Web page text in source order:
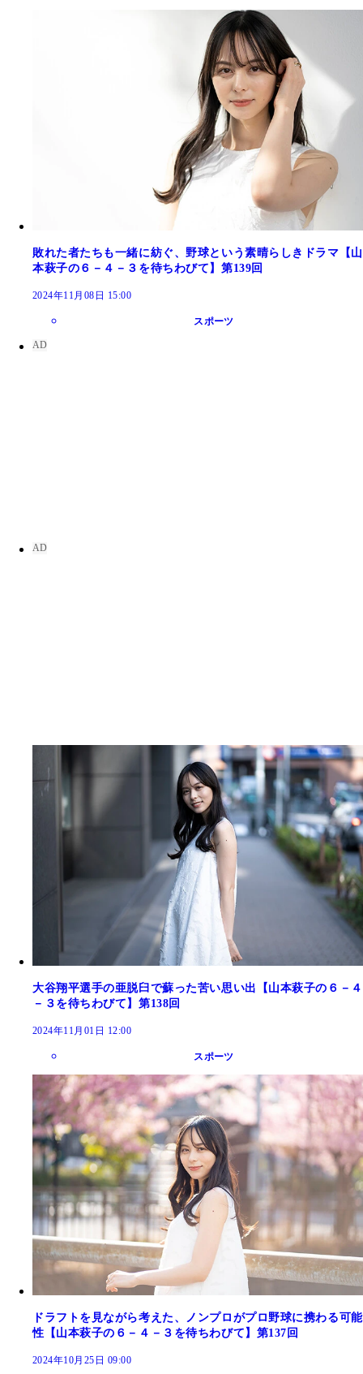
敗れた者たちも一緒に紡ぐ、野球という素晴らしきドラマ【山
本萩子の６－４－３を待ちわびて】第139回
2024年11月08日 15:00
スポーツ
大谷翔平選手の亜脱臼で蘇った苦い思い出【山本萩子の６－４
－３を待ちわびて】第138回
2024年11月01日 12:00
スポーツ
ドラフトを見ながら考えた、ノンプロがプロ野球に携わる可能
性【山本萩子の６－４－３を待ちわびて】第137回
2024年10月25日 09:00